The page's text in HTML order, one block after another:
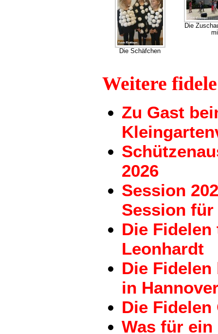
Die Schäfchen
Die
Weitere
Zu Gast
2026
Session
Session
Die
Leonhardt
Die
in
Die Fidelen
Was für